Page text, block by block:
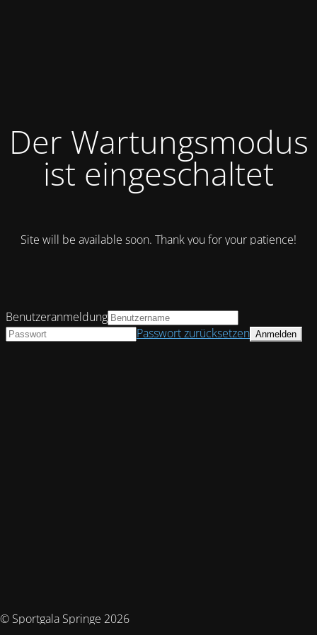
Der Wartungsmodus
ist eingeschaltet
Site will be available soon. Thank you for your patience!
© Sportgala Springe 2026
Benutzeranmeldung
Passwort zurücksetzen